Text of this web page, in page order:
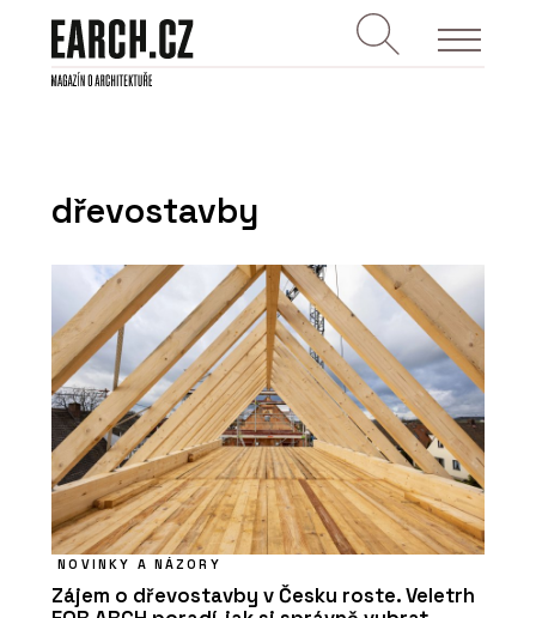
dřevostavby
NOVINKY A NÁZORY
Zájem o dřevostavby v Česku roste. Veletrh